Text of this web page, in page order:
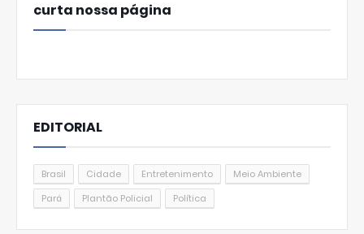
curta nossa página
EDITORIAL
Brasil Cidade Entretenimento
Meio Ambiente
Pará
Plantão Policial Política